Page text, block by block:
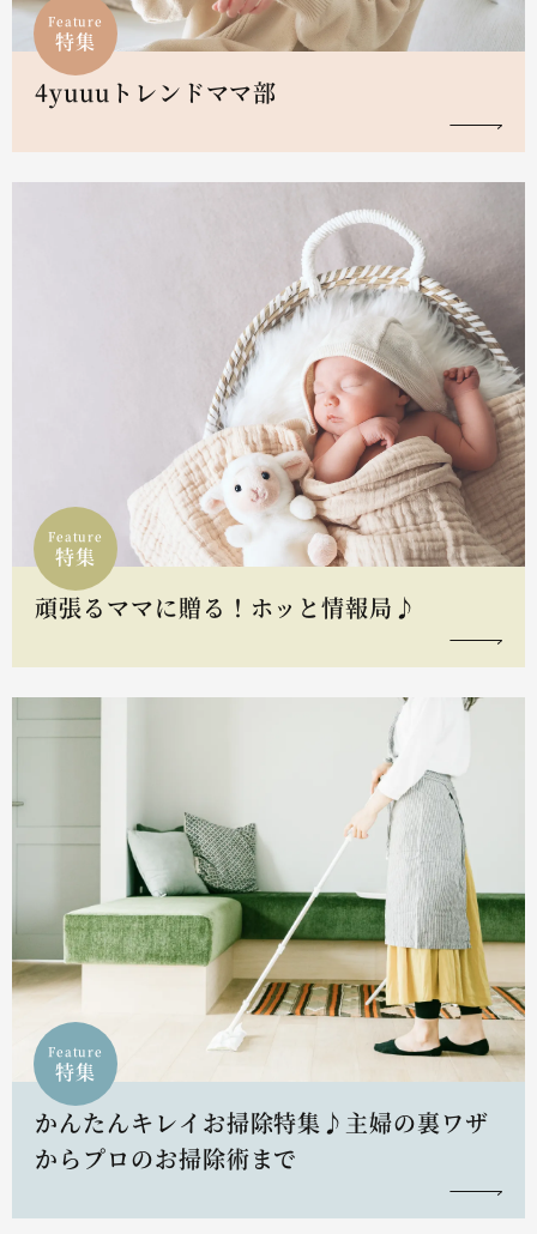
Feature
特集
4yuuuトレンドママ部
Feature
特集
頑張るママに贈る！ホッと情報局♪
Feature
特集
かんたんキレイお掃除特集♪主婦の裏ワザ
からプロのお掃除術まで